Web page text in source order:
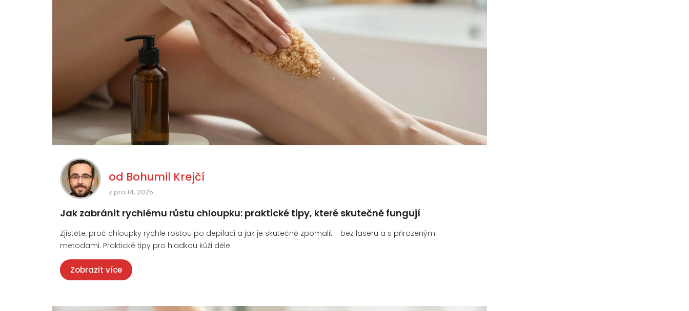
od Bohumil Krejčí
z pro 14, 2025
Jak zabránit rychlému růstu chloupku: praktické tipy, které skutečně fungují
Zjistěte, proč chloupky rychle rostou po depilaci a jak je skutečně zpomalit - bez laseru a s přirozenými
metodami. Praktické tipy pro hladkou kůži déle.
Zobrazit více